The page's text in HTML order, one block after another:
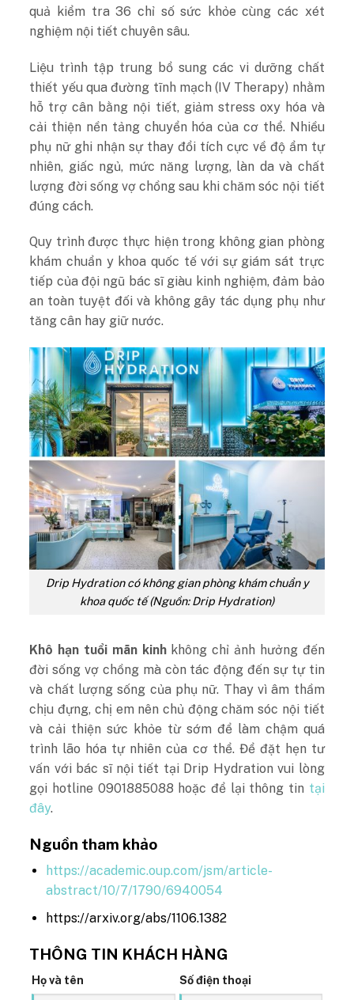
quả kiểm tra 36 chỉ số sức khỏe cùng các xét
nghiệm nội tiết chuyên sâu.
Liệu trình tập trung bổ sung các vi dưỡng chất
thiết yếu qua đường tĩnh mạch (IV Therapy) nhằm
hỗ trợ cân bằng nội tiết, giảm stress oxy hóa và
cải thiện nền tảng chuyển hóa của cơ thể. Nhiều
phụ nữ ghi nhận sự thay đổi tích cực về độ ẩm tự
nhiên, giấc ngủ, mức năng lượng, làn da và chất
lượng đời sống vợ chồng sau khi chăm sóc nội tiết
đúng cách.
Quy trình được thực hiện trong không gian phòng
khám chuẩn y khoa quốc tế với sự giám sát trực
tiếp của đội ngũ bác sĩ giàu kinh nghiệm, đảm bảo
an toàn tuyệt đối và không gây tác dụng phụ như
tăng cân hay giữ nước.
Drip Hydration có không gian phòng khám chuẩn y
khoa quốc tế (Nguồn: Drip Hydration)
Khô hạn tuổi mãn kinhkhông chỉ ảnh hưởng đến
đời sống vợ chồng mà còn tác động đến sự tự tin
và chất lượng sống của phụ nữ. Thay vì âm thầm
chịu đựng, chị em nên chủ động chăm sóc nội tiết
và cải thiện sức khỏe từ sớm để làm chậm quá
trình lão hóa tự nhiên của cơ thể. Để đặt hẹn tư
vấn với bác sĩ nội tiết tại Drip Hydration vui lòng
gọi hotline 0901885088 hoặc để lại thông tin tại
đây.
Nguồn tham khảo
https://academic.oup.com/jsm/article-
abstract/10/7/1790/6940054
https://arxiv.org/abs/1106.1382
THÔNG TIN KHÁCH HÀNG
Họ và tên Số điện thoại